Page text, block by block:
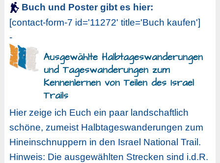
Buch und Poster gibt es hier:
[contact-form-7 id='11272' title='Buch kaufen']
-
Ausgewählte Halbtageswanderungen
und Tageswanderungen zum
Kennenlernen von Teilen des Israel
Trails
Hier zeige ich Euch ein paar landschaftlich
schöne, zumeist Halbtageswanderungen zum
Hineinschnuppern in den Israel National Trail.
Hinweis: Die ausgewählten Strecken sind i.d.R.